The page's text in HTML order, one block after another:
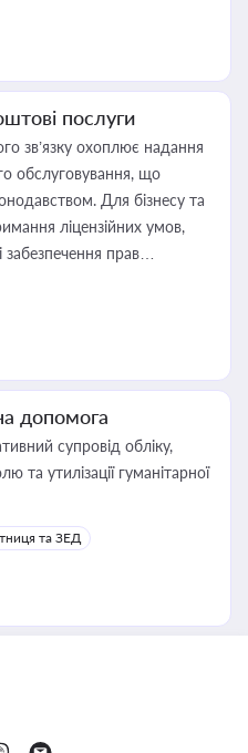
послуги
зв’язку охоплює надання
обслуговування, що
Для бізнесу та
ліцензійних умов,
забезпечення прав
допомога
супровід обліку,
утилізації гуманітарної
та ЗЕД